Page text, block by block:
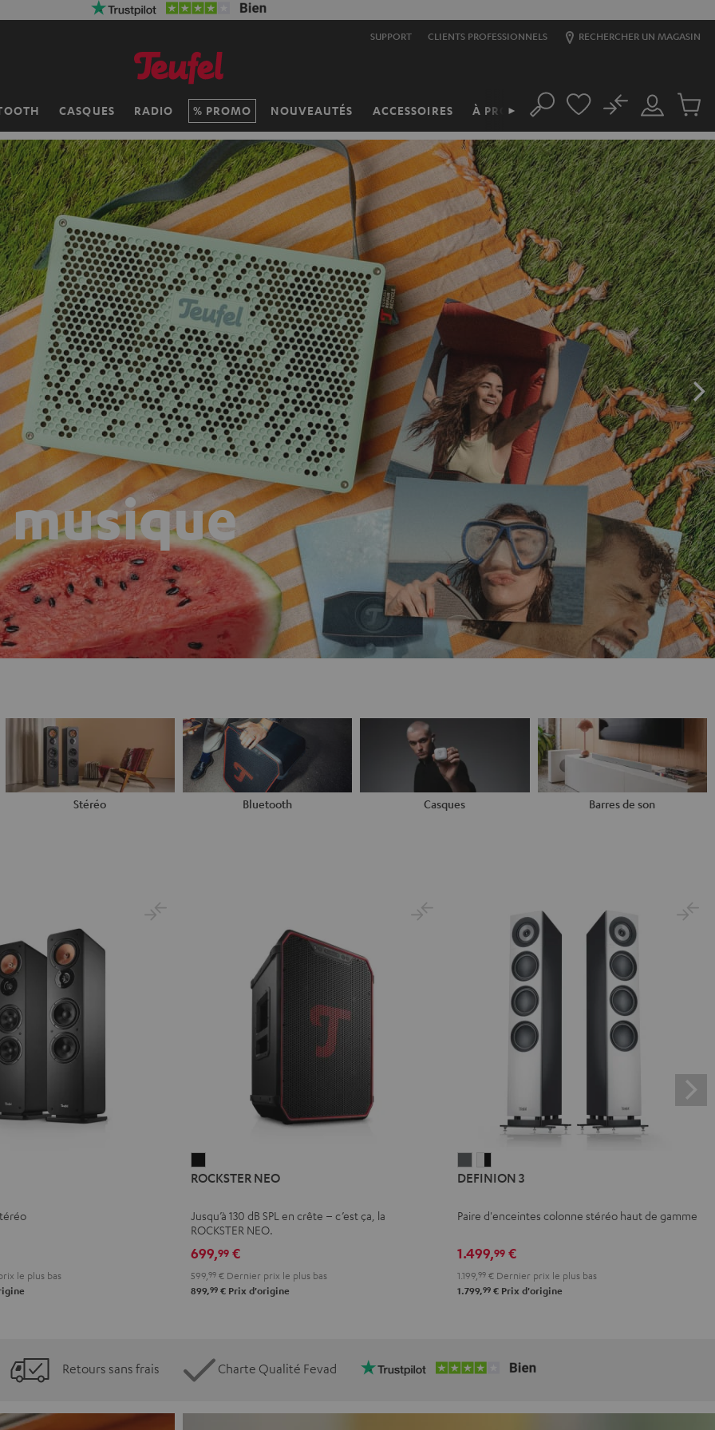
SUPPORT CLIENTS PROFESSIONNELS RECHERCHER UN MAGASIN
CASQUES RADIO PROMO NOUVEAUTÉS ACCESSOIRES À PROPOS
► Rechercher
Mon
compte
No
du
panier
Stéréo Bluetooth Casques Barres de son
le plus bas
NEO
ROCKSTER NEO
Jusqu’à 130 dB SPL en crête – c’est ça, la
ROCKSTER NEO.
699,99 €
599, 99 € Dernier prix le plus bas
899,99 € Prix d'origine
3
3
/
DEFINION 3
Paire d'enceintes colonne stéréo haut de gamme
1.499,99€
1.199, 99€Dernier prix le plus bas
1.799,99€Prix d'origine
Retours sans frais Charte Qualité Fevad